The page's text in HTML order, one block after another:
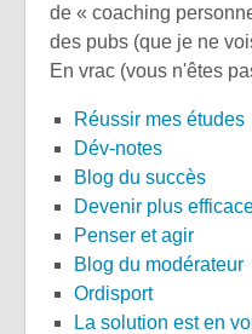
de « coaching
des pubs (que je ne
En vrac (vous n'êtes
Réussir mes études
Dév-notes
Blog du succès
Devenir plus
Penser et agir
Blog du modérateur
Ordisport
La solution est en